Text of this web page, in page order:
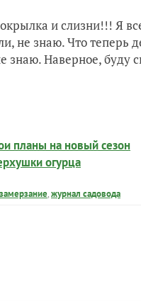
и слизни!!! Я
не знаю. Что теперь
знаю. Наверное, буду
планы на новый сезон
огурца
замерзание,журнал садовода